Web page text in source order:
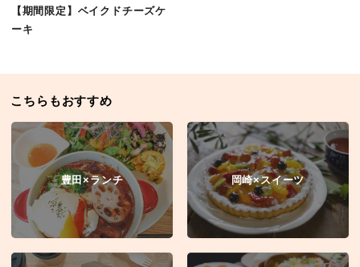
【期間限定】ベイクドチーズケ
ーキ
こちらもおすすめ
豊田×ランチ 岡崎×スイーツ